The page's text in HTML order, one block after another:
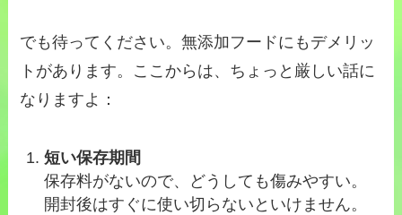
でも待ってください。無添加フードにもデメリッ
トがあります。ここからは、ちょっと厳しい話に
なりますよ：
短い保存期間
保存料がないので、どうしても傷みやすい。
開封後はすぐに使い切らないといけません。